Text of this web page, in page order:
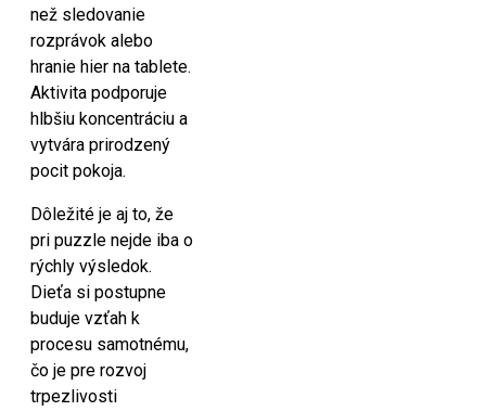
než sledovanie
rozprávok alebo
hranie hier na tablete.
Aktivita podporuje
hlbšiu koncentráciu a
vytvára prirodzený
pocit pokoja.
Dôležité je aj to, že
pri puzzle nejde iba o
rýchly výsledok.
Dieťa si postupne
buduje vzťah k
procesu samotnému,
čo je pre rozvoj
trpezlivosti